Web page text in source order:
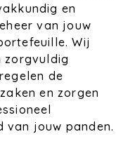
en
van jouw
Wij
zorgvuldig
de
en zorgen
van jouw panden.